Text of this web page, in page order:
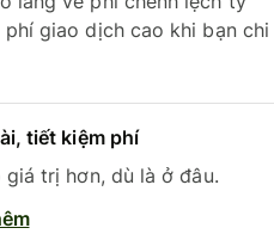
giao dịch cao khi bạn chi
tiết kiệm phí
trị hơn, dù là ở đâu.